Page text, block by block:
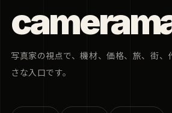
写真家の視点で、機材、価格、旅、街、
さな入口です。